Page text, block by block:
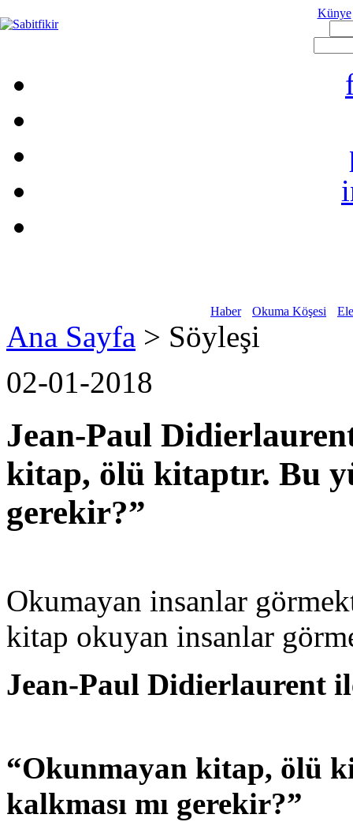
Künye
Haber Okuma Köşesi
Ana Sayfa > Söyleşi
02-01-2018
Jean-Paul
kitap, ölü kitaptır. Bu
gerekir?”
Okumayan insanlar
kitap okuyan insanlar
Jean-Paul Didierlaurent
“Okunmayan kitap, ölü
kalkması mı gerekir?”